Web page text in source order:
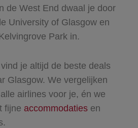
de West End dwaal je door
University of Glasgow en
Park in.
je altijd de beste deals
Glasgow. We vergelijken
airlines voor je, én we
fijne accommodatiesen